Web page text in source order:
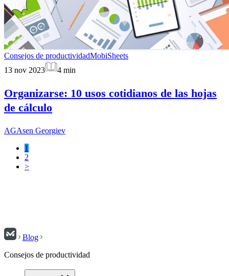
Consejos de productividadMobiSheets
13 nov 2023
4 min
Organizarse: 10 usos cotidianos de las hojas
de cálculo
AGAsen Georgiev
1
2
>
Blog
Consejos de productividad